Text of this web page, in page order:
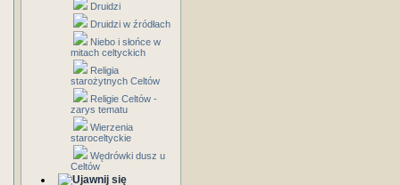
Druidzi
Druidzi w źródłach
Niebo i słońce w
mitach celtyckich
Religia
starożytnych Celtów
Religie Celtów -
zarys tematu
Wierzenia
staroceltyckie
Wędrówki dusz u
Celtów